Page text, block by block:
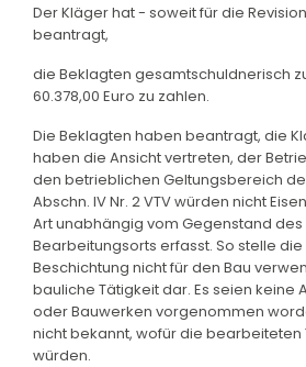
Der Kläger hat - soweit für die
beantragt,
die Beklagten gesamtschuldnerisch
60.378,00 Euro zu zahlen.
Die Beklagten haben beantragt, die
haben die Ansicht vertreten, der
den betrieblichen Geltungsbereich der
Abschn. IV Nr. 2 VTV würden nicht
Art unabhängig vom Gegenstand
Bearbeitungsorts erfasst. So stelle
Beschichtung nicht für den Bau
bauliche Tätigkeit dar. Es seien keine
oder Bauwerken vorgenommen
nicht bekannt, wofür die
würden.